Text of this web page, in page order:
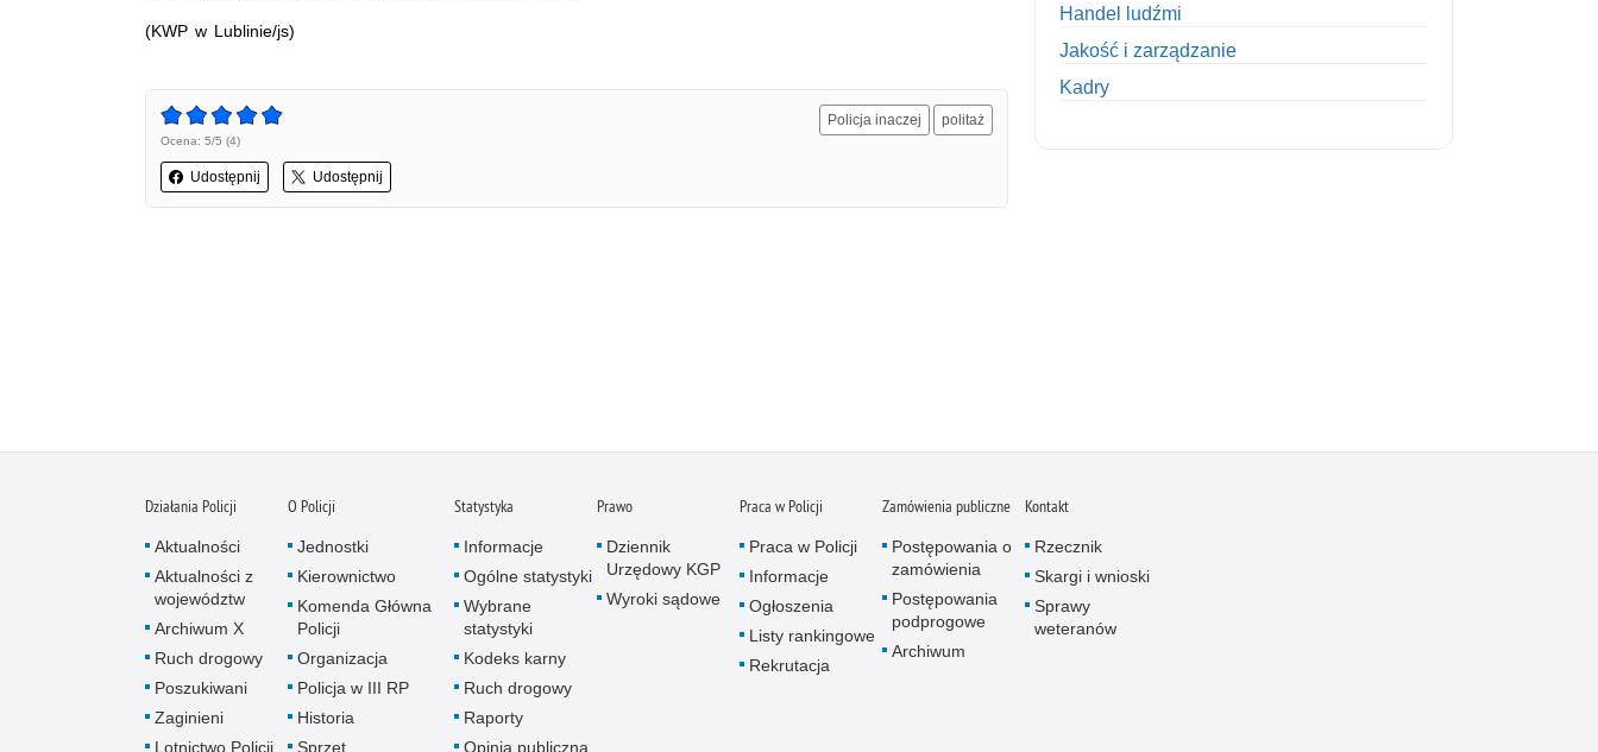
(KWP w Lublinie/js)
Ocena: 5/5 (4)
Udostępnij Udostępnij
Policja inaczej politaż
Handel ludźmi
Jakość i zarządzanie
Kadry
Nietrzeźwi kierujący
Nietrzeźwi opiekunowie
Nietrzeźwi pracownicy
Działania Policji
Aktualności
Aktualności z
województw
Archiwum X
Ruch drogowy
Poszukiwani
Zaginieni
Lotnictwo Policji
O Policji
Jednostki
Kierownictwo
Komenda Główna
Policji
Organizacja
Policja w III RP
Historia
Sprzęt
Statystyka
Informacje
Ogólne statystyki
Wybrane
statystyki
Kodeks karny
Ruch drogowy
Raporty
Opinia publiczna
Prawo
Dziennik
Urzędowy KGP
Wyroki sądowe
Praca w Policji
Praca w Policji
Informacje
Ogłoszenia
Listy rankingowe
Rekrutacja
Zamówienia publiczne
Postępowania o
zamówienia
Postępowania
podprogowe
Archiwum
Kontakt
Rzecznik
Skargi i wnioski
Sprawy
weteranów